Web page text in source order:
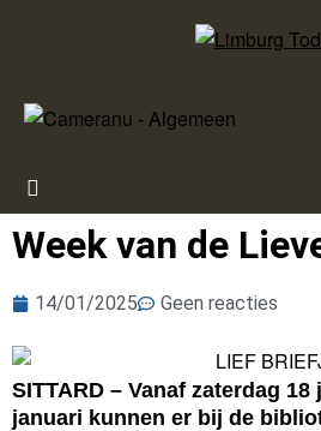
Week van de
14/01/2025 Geen reacties
SITTARD – Vanaf zaterdag
januari kunnen er bij de